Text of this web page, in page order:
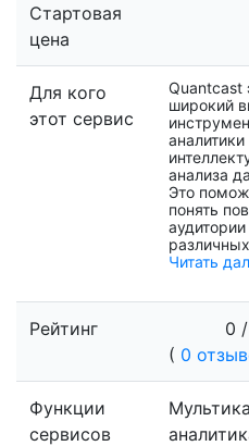
Стартовая
цена
Для кого
этот сервис
Quantcast
широкий
аналитики
анализа
Это
понять
аудитории
Читать
Рейтинг
0
( 0
Функции
сервисов